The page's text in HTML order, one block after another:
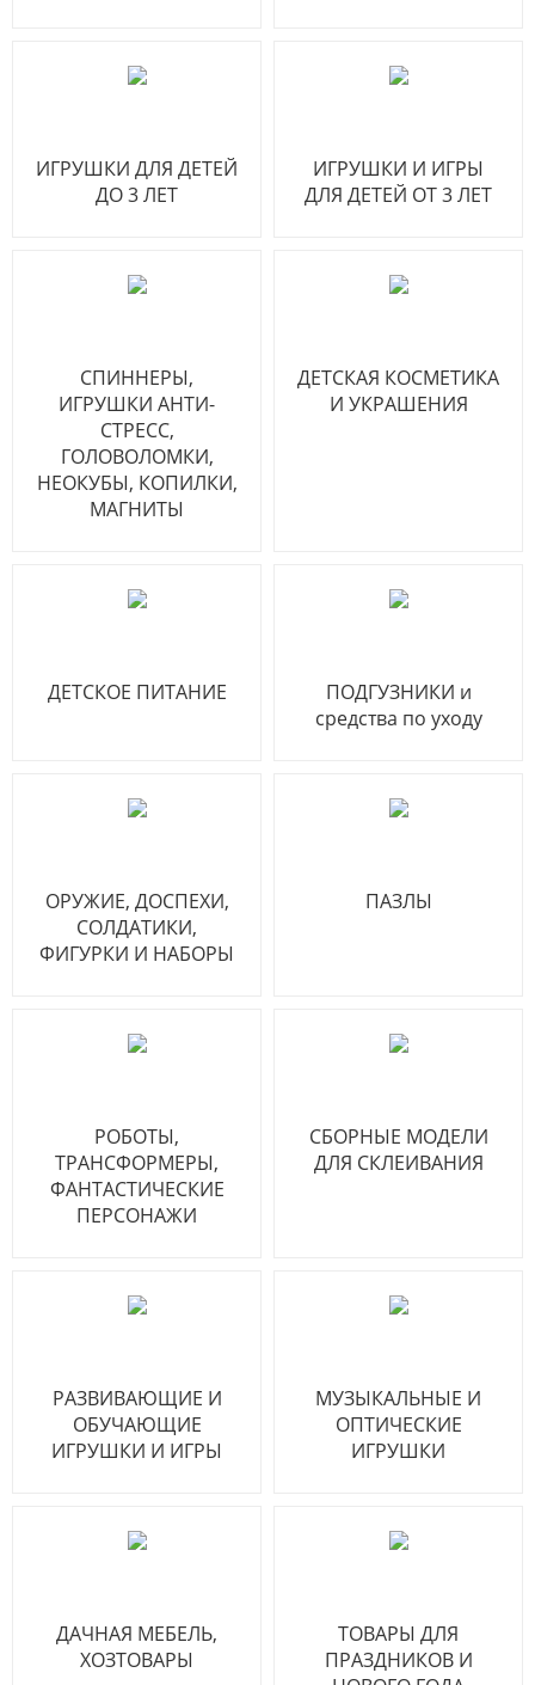
ИГРУШКИ ДЛЯ ДЕТЕЙ
ДО 3 ЛЕТ
ИГРУШКИ И ИГРЫ
ДЛЯ ДЕТЕЙ ОТ 3 ЛЕТ
СПИННЕРЫ,
ИГРУШКИ АНТИ-
СТРЕСС,
ГОЛОВОЛОМКИ,
НЕОКУБЫ, КОПИЛКИ,
МАГНИТЫ
ДЕТСКАЯ КОСМЕТИКА
И УКРАШЕНИЯ
ДЕТСКОЕ ПИТАНИЕ
ПОДГУЗНИКИ и
средства по уходу
ОРУЖИЕ, ДОСПЕХИ,
СОЛДАТИКИ,
ФИГУРКИ И НАБОРЫ
ПАЗЛЫ
РОБОТЫ,
ТРАНСФОРМЕРЫ,
ФАНТАСТИЧЕСКИЕ
ПЕРСОНАЖИ
СБОРНЫЕ МОДЕЛИ
ДЛЯ СКЛЕИВАНИЯ
РАЗВИВАЮЩИЕ И
ОБУЧАЮЩИЕ
ИГРУШКИ И ИГРЫ
МУЗЫКАЛЬНЫЕ И
ОПТИЧЕСКИЕ
ИГРУШКИ
ДАЧНАЯ МЕБЕЛЬ,
ХОЗТОВАРЫ
ТОВАРЫ ДЛЯ
ПРАЗДНИКОВ И